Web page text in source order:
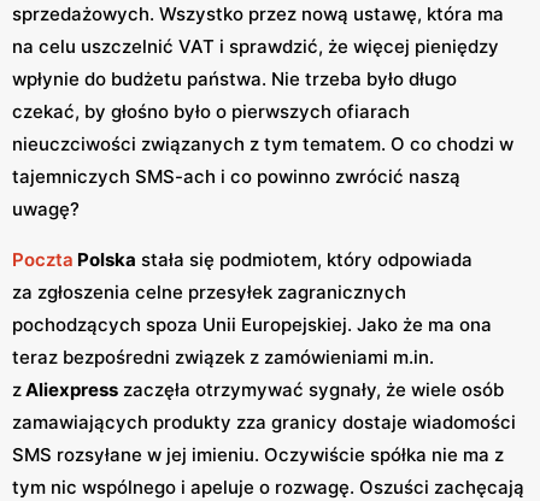
sprzedażowych. Wszystko przez nową ustawę, która ma
na celu uszczelnić VAT i sprawdzić, że więcej pieniędzy
wpłynie do budżetu państwa. Nie trzeba było długo
czekać, by głośno było o pierwszych ofiarach
nieuczciwości związanych z tym tematem. O co chodzi w
tajemniczych SMS-ach i co powinno zwrócić naszą
uwagę?
Poczta Polska stała się podmiotem, który odpowiada
za zgłoszenia celne przesyłek zagranicznych
pochodzących spoza Unii Europejskiej. Jako że ma ona
teraz bezpośredni związek z zamówieniami m.in.
zAliexpress zaczęła otrzymywać sygnały, że wiele osób
zamawiających produkty zza granicy dostaje wiadomości
SMS rozsyłane w jej imieniu. Oczywiście spółka nie ma z
tym nic wspólnego i apeluje o rozwagę. Oszuści zachęcają